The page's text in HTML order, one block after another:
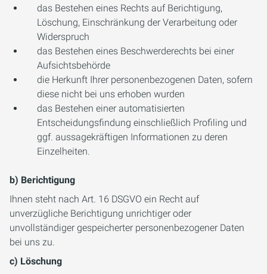
das Bestehen eines Rechts auf Berichtigung,
Löschung, Einschränkung der Verarbeitung oder
Widerspruch
das Bestehen eines Beschwerderechts bei einer
Aufsichtsbehörde
die Herkunft Ihrer personenbezogenen Daten, sofern
diese nicht bei uns erhoben wurden
das Bestehen einer automatisierten
Entscheidungsfindung einschließlich Profiling und
ggf. aussagekräftigen Informationen zu deren
Einzelheiten.
b) Berichtigung
Ihnen steht nach Art. 16 DSGVO ein Recht auf
unverzügliche Berichtigung unrichtiger oder
unvollständiger gespeicherter personenbezogener Daten
bei uns zu.
c) Löschung